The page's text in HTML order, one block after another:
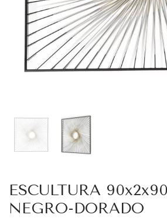
ESCULTURA
NEGRO-DORADO